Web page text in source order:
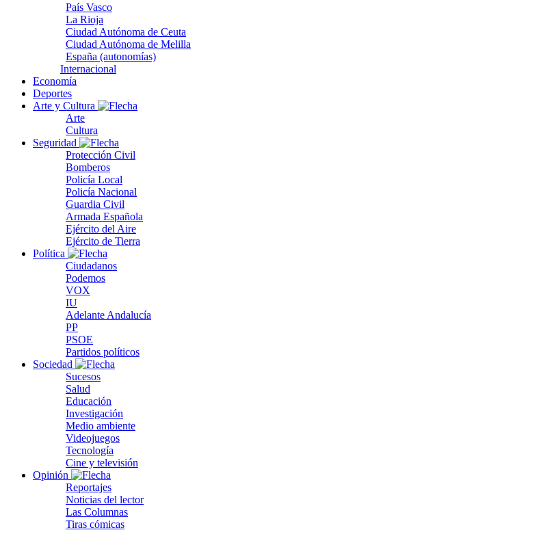
País Vasco
La Rioja
Ciudad Autónoma de Ceuta
Ciudad Autónoma de Melilla
España (autonomías)
Internacional
Economía
Deportes
Arte y Cultura
Arte
Cultura
Seguridad
Protección Civil
Bomberos
Policía Local
Policía Nacional
Guardia Civil
Armada Española
Ejército del Aire
Ejército de Tierra
Política
Ciudadanos
Podemos
VOX
IU
Adelante Andalucía
PP
PSOE
Partidos políticos
Sociedad
Sucesos
Salud
Educación
Investigación
Medio ambiente
Videojuegos
Tecnología
Cine y televisión
Opinión
Reportajes
Noticias del lector
Las Columnas
Tiras cómicas